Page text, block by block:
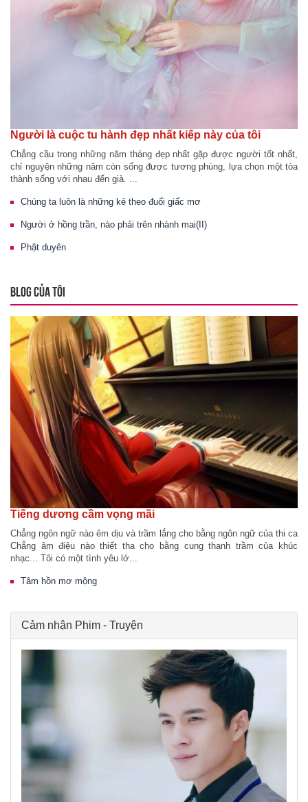
Người là cuộc tu hành đẹp nhất kiếp này của tôi
Chẳng cầu trong những năm tháng đẹp nhất gặp được người tốt nhất,
chỉ nguyện những năm còn sống được tương phùng, lựa chọn một tòa
thành sống với nhau đến già. ...
Chúng ta luôn là những kẻ theo đuổi giấc mơ
Người ở hồng trần, nào phải trên nhành mai(II)
Phật duyên
BLOG CỦA TÔI
Tiếng dương cầm vọng mãi
Chẳng ngôn ngữ nào êm dịu và trầm lắng cho bằng ngôn ngữ của thi ca
Chẳng âm điệu nào thiết tha cho bằng cung thanh trầm của khúc
nhạc... Tôi có một tình yêu lớ...
Tâm hồn mơ mộng
Cảm nhận Phim - Truyện